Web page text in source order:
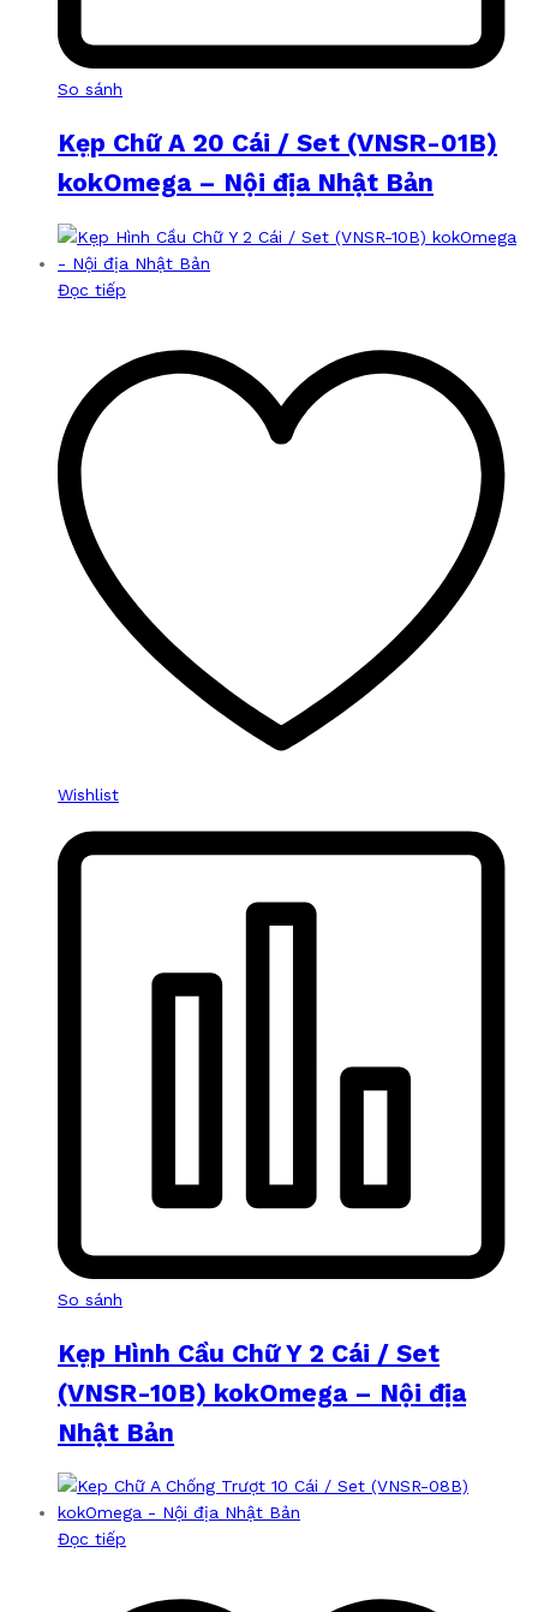
So sánh
Kẹp Chữ A 20 Cái / Set (VNSR-01B)
kokOmega – Nội địa Nhật Bản
Đọc tiếp
Wishlist
So sánh
Kẹp Hình Cầu Chữ Y 2 Cái / Set
(VNSR-10B) kokOmega – Nội địa
Nhật Bản
Đọc tiếp